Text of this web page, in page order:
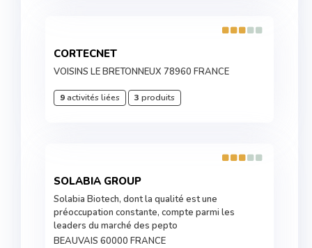
CORTECNET
VOISINS LE BRETONNEUX 78960 FRANCE
9activités liées 3 produits
SOLABIA GROUP
Solabia Biotech, dont la qualité est une
préoccupation constante, compte parmi les
leaders du marché des pepto
BEAUVAIS 60000 FRANCE